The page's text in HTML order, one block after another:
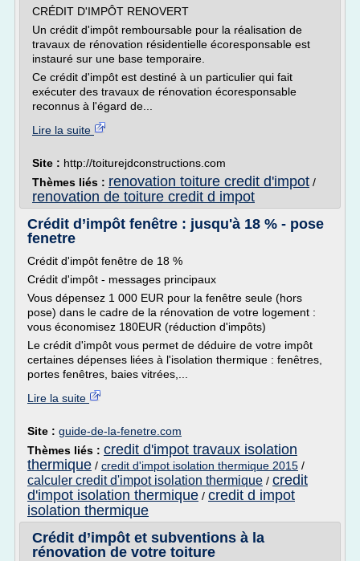
CRÉDIT D'IMPÔT RENOVERT
Un crédit d'impôt remboursable pour la réalisation de
travaux de rénovation résidentielle écoresponsable est
instauré sur une base temporaire.
Ce crédit d'impôt est destiné à un particulier qui fait
exécuter des travaux de rénovation écoresponsable
reconnus à l'égard de...
Lire la suite
Site : http://toiturejdconstructions.com
Thèmes liés : renovation toiture credit d'impot /
renovation de toiture credit d impot
Crédit d’impôt fenêtre : jusqu'à 18 % - pose
fenetre
Crédit d'impôt fenêtre de 18 %
Crédit d'impôt - messages principaux
Vous dépensez 1 000 EUR pour la fenêtre seule (hors
pose) dans le cadre de la rénovation de votre logement :
vous économisez 180EUR (réduction d'impôts)
Le crédit d'impôt vous permet de déduire de votre impôt
certaines dépenses liées à l'isolation thermique : fenêtres,
portes fenêtres, baies vitrées,...
Lire la suite
Site : guide-de-la-fenetre.com
Thèmes liés : credit d'impot travaux isolation
thermique / credit d'impot isolation thermique 2015 /
calculer credit d'impot isolation thermique / credit
d'impot isolation thermique / credit d impot
isolation thermique
Crédit d’impôt et subventions à la
rénovation de votre toiture